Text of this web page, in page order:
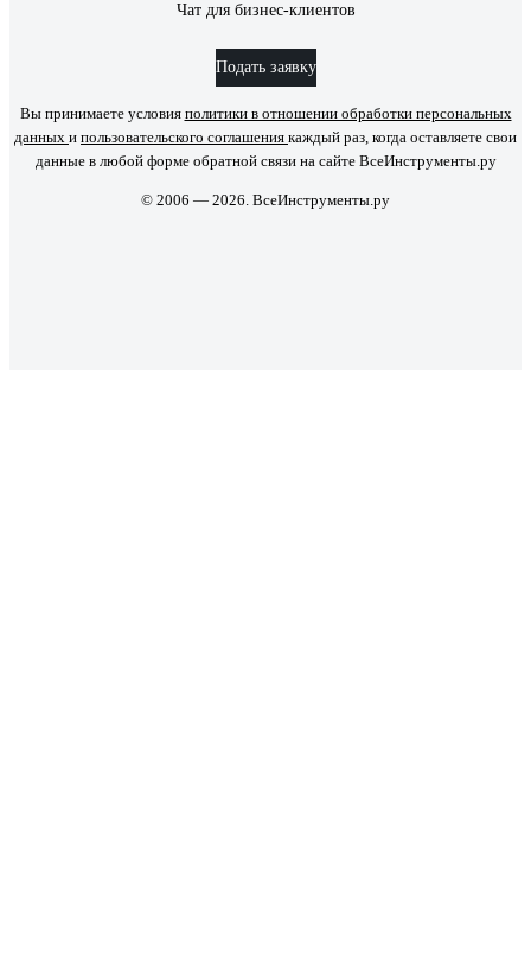
Чат для бизнес-клиентов
Подать заявку
Вы принимаете условия политики в отношении обработки персональных
данных и пользовательского соглашения каждый раз, когда оставляете свои
данные в любой форме обратной связи на сайте ВсеИнструменты.ру
© 2006 — 2026. ВсеИнструменты.ру